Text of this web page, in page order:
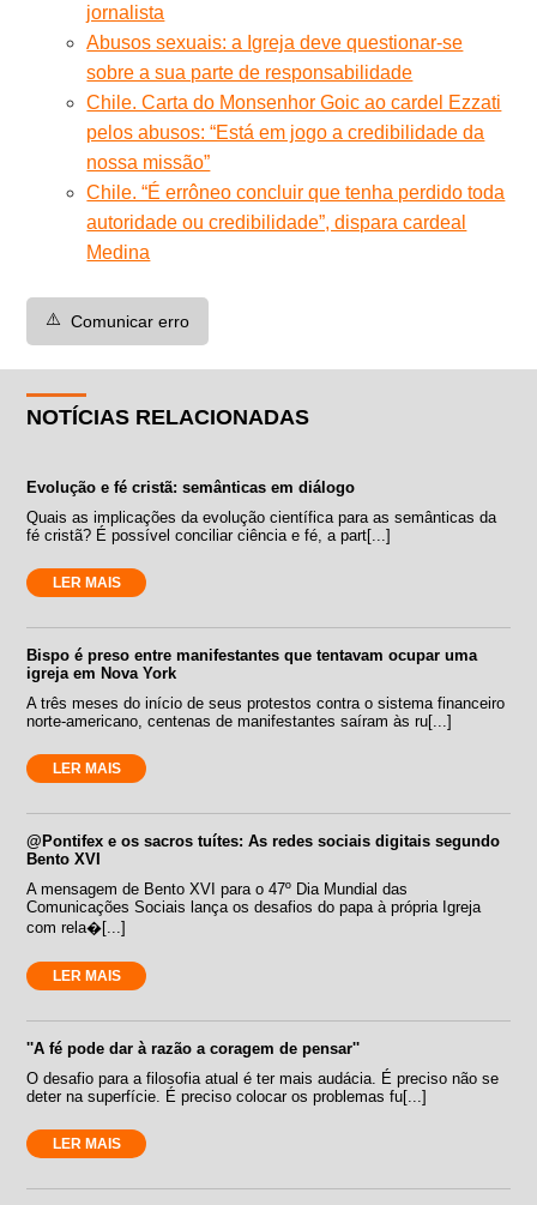
jornalista
Abusos sexuais: a Igreja deve questionar-se
sobre a sua parte de responsabilidade
Chile. Carta do Monsenhor Goic ao cardel Ezzati
pelos abusos: “Está em jogo a credibilidade da
nossa missão”
Chile. “É errôneo concluir que tenha perdido toda
autoridade ou credibilidade”, dispara cardeal
Medina
⚠️ Comunicar erro
NOTÍCIAS RELACIONADAS
Evolução e fé cristã: semânticas em diálogo
Quais as implicações da evolução científica para as semânticas da
fé cristã? É possível conciliar ciência e fé, a part[...]
LER MAIS
Bispo é preso entre manifestantes que tentavam ocupar uma
igreja em Nova York
A três meses do início de seus protestos contra o sistema financeiro
norte-americano, centenas de manifestantes saíram às ru[...]
LER MAIS
@Pontifex e os sacros tuítes: As redes sociais digitais segundo
Bento XVI
A mensagem de Bento XVI para o 47º Dia Mundial das
Comunicações Sociais lança os desafios do papa à própria Igreja
com rela�[...]
LER MAIS
''A fé pode dar à razão a coragem de pensar''
O desafio para a filosofia atual é ter mais audácia. É preciso não se
deter na superfície. É preciso colocar os problemas fu[...]
LER MAIS